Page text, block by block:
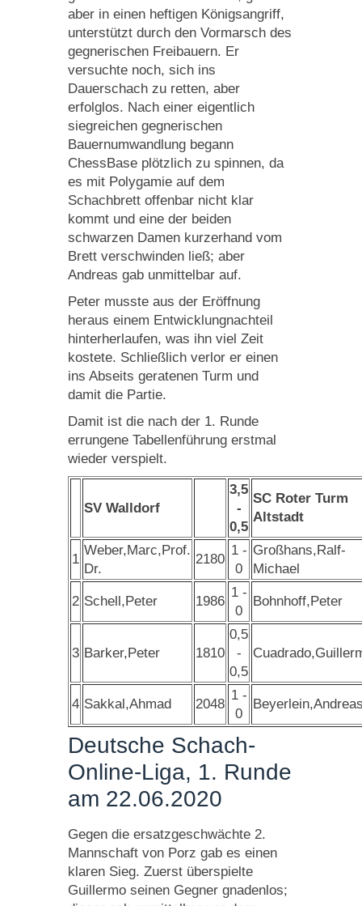
aber in einen heftigen Königsangriff,
unterstützt durch den Vormarsch des
gegnerischen Freibauern. Er
versuchte noch, sich ins
Dauerschach zu retten, aber
erfolglos. Nach einer eigentlich
siegreichen gegnerischen
Bauernumwandlung begann
ChessBase plötzlich zu spinnen, da
es mit Polygamie auf dem
Schachbrett offenbar nicht klar
kommt und eine der beiden
schwarzen Damen kurzerhand vom
Brett verschwinden ließ; aber
Andreas gab unmittelbar auf.
Peter musste aus der Eröffnung
heraus einem Entwicklungnachteil
hinterherlaufen, was ihn viel Zeit
kostete. Schließlich verlor er einen
ins Abseits geratenen Turm und
damit die Partie.
Damit ist die nach der 1. Runde
errungene Tabellenführung erstmal
wieder verspielt.
SV Walldorf
3,5
-
0,5
SC Roter Turm
Altstadt
1
Weber,Marc,Prof.
Dr.
2180
1 -
0
Großhans,Ralf-
Michael
2 Schell,Peter 1986
1 -
0
Bohnhoff,Peter
3 Barker,Peter 1810
0,5
-
0,5
4 Sakkal,Ahmad 2048
1 -
0
Deutsche Schach-
Online-Liga, 1. Runde
am 22.06.2020
Gegen die ersatzgeschwächte 2.
Mannschaft von Porz gab es einen
klaren Sieg. Zuerst überspielte
Guillermo seinen Gegner gnadenlos;